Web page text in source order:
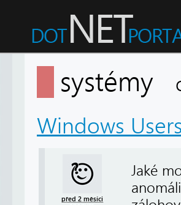
systémy
Windows
před 2 měsíci
Jaké